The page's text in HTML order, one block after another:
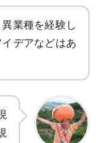
業種を経験し
デアなどはあ